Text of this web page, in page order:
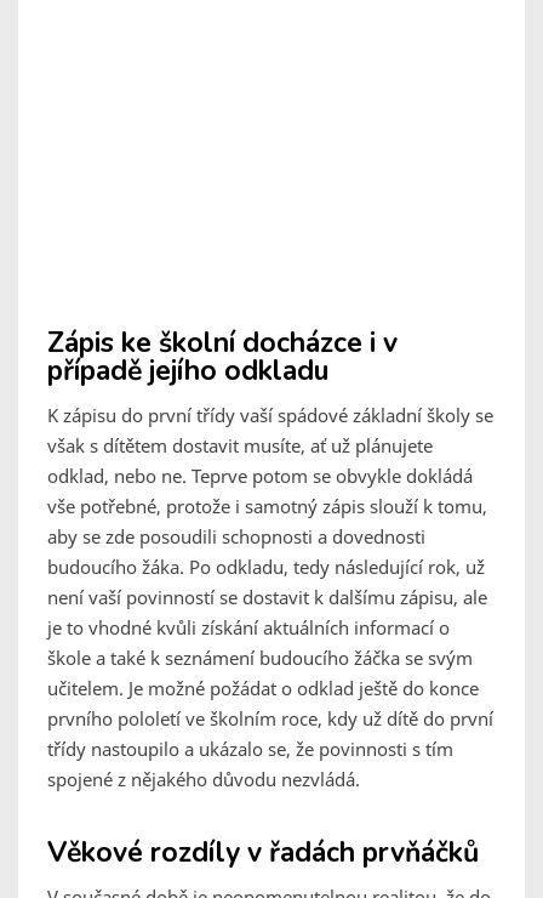
Zápis ke školní docházce i v
případě jejího odkladu
K zápisu do první třídy vaší spádové základní školy se
však s dítětem dostavit musíte, ať už plánujete
odklad, nebo ne. Teprve potom se obvykle dokládá
vše potřebné, protože i samotný zápis slouží k tomu,
aby se zde posoudili schopnosti a dovednosti
budoucího žáka. Po odkladu, tedy následující rok, už
není vaší povinností se dostavit k dalšímu zápisu, ale
je to vhodné kvůli získání aktuálních informací o
škole a také k seznámení budoucího žáčka se svým
učitelem. Je možné požádat o odklad ještě do konce
prvního pololetí ve školním roce, kdy už dítě do první
třídy nastoupilo a ukázalo se, že povinnosti s tím
spojené z nějakého důvodu nezvládá.
Věkové rozdíly v řadách prvňáčků